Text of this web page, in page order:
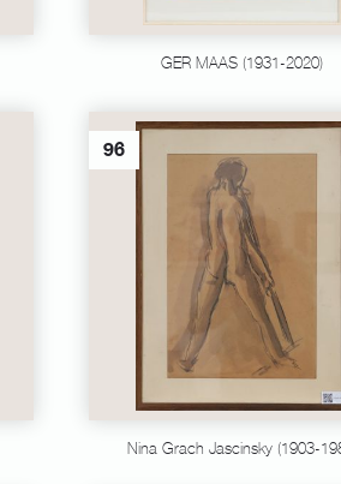
GER MAAS (1931-2020)
96
Nina Grach Jascinsky (1903-